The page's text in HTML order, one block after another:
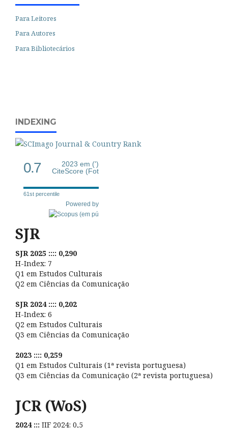
Para Leitores
Para Autores
Para Bibliotecários
INDEXING
0.7
2023 em (')
CiteScore (Fot
61st percentile
Powered by
SJR
SJR 2025 :::: 0,290
H-Index: 7
Q1 em Estudos Culturais
Q2 em Ciências da Comunicação
SJR 2024 :::: 0,202
H-Index: 6
Q2 em Estudos Culturais
Q3 em Ciências da Comunicação
2023 :::: 0,259
Q1 em Estudos Culturais (1ª revista portuguesa)
Q3 em Ciências da Comunicação (2ª revista portuguesa)
JCR (WoS)
2024 ::: JIF 2024: 0,5